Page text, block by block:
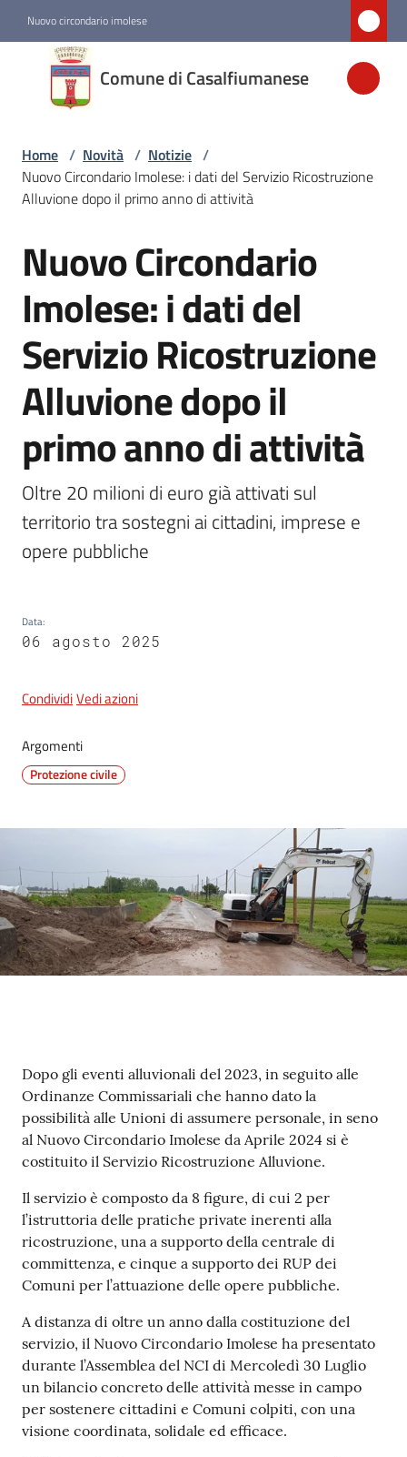
Nuovo circondario imolese
Comune di Casalfiumanese
Comune di
Casalfiumanese
Amministrazione
Vivere
Casalfiumanese
5x1000
Servizi
on-
line
Tutti
gli
Home / Novità / Notizie /
Nuovo Circondario Imolese: i dati del Servizio Ricostruzione
Alluvione dopo il primo anno di attività
Salta al contenuto
Nuovo Circondario
Imolese: i dati del
Servizio Ricostruzione
Alluvione dopo il
primo anno di attività
Oltre 20 milioni di euro già attivati sul
territorio tra sostegni ai cittadini, imprese e
opere pubbliche
Data:
06 agosto 2025
CondividiVedi azioni
Argomenti
Protezione civile
Contenuto
Dopo gli eventi alluvionali del 2023, in seguito alle
Ordinanze Commissariali che hanno dato la
possibilità alle Unioni di assumere personale, in seno
al Nuovo Circondario Imolese da Aprile 2024 si è
costituito il Servizio Ricostruzione Alluvione.
Il servizio è composto da 8 figure, di cui 2 per
l’istruttoria delle pratiche private inerenti alla
ricostruzione, una a supporto della centrale di
committenza, e cinque a supporto dei RUP dei
Comuni per l’attuazione delle opere pubbliche.
A distanza di oltre un anno dalla costituzione del
servizio, il Nuovo Circondario Imolese ha presentato
durante l’Assemblea del NCI di Mercoledì 30 Luglio
un bilancio concreto delle attività messe in campo
per sostenere cittadini e Comuni colpiti, con una
visione coordinata, solidale ed efficace.